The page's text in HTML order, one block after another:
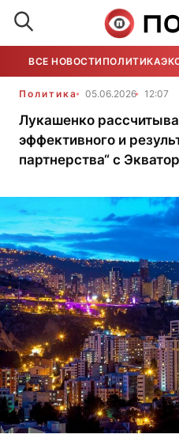
ВСЕ НОВОСТИ ПОЛИТИКА
Политика 05.06.2026 12:07
Лукашенко
эффективного и
партнерства“ с